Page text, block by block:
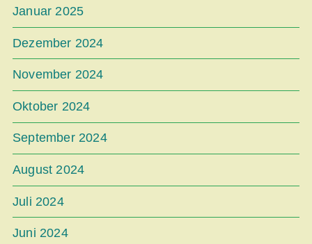
Januar 2025
Dezember 2024
November 2024
Oktober 2024
September 2024
August 2024
Juli 2024
Juni 2024